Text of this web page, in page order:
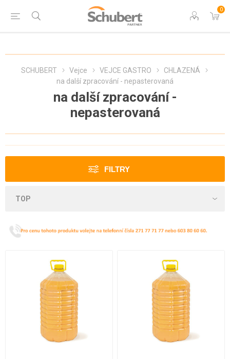
0
SCHUBERT Vejce VEJCE GASTRO
CHLAZENÁ
na další zpracování - nepasterovaná
na další zpracování -
nepasterovaná
FILTRY